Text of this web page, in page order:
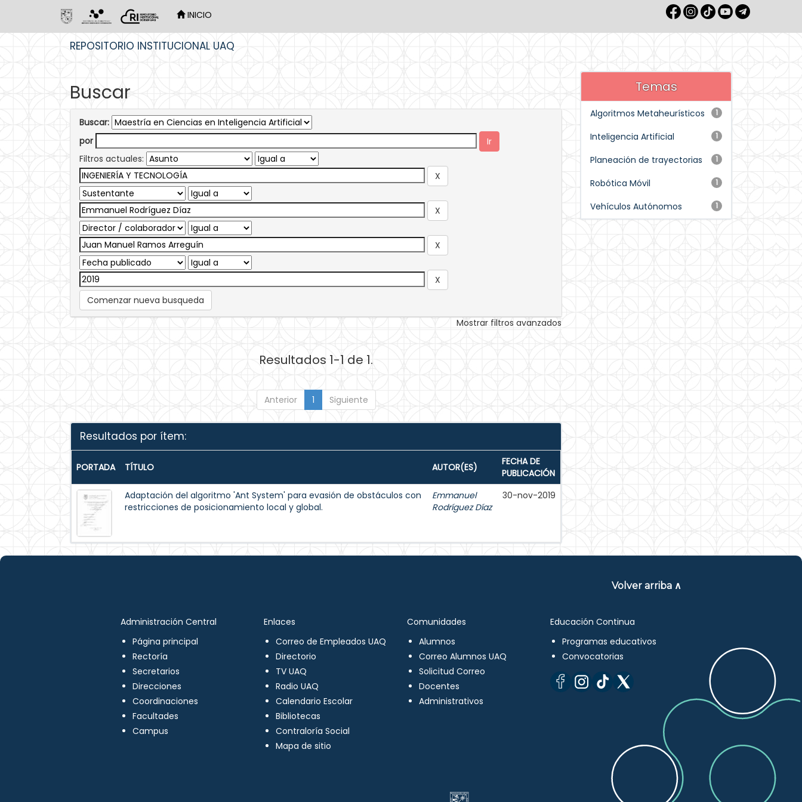
INICIO
REPOSITORIO INSTITUCIONAL UAQ
Buscar
Buscar:
por
Filtros actuales:
Comenzar nueva busqueda
Mostrar filtros avanzados
Resultados 1-1 de 1.
Anterior 1 Siguiente
Resultados por ítem:
PORTADA TÍTULO AUTOR(ES)
FECHA DE
PUBLICACIÓN
Adaptación del algoritmo 'Ant System' para evasión de obstáculos con
restricciones de posicionamiento local y global.
Emmanuel
Rodríguez Díaz
30-nov-2019
Temas
1
Algoritmos Metaheurísticos
1
Inteligencia Artificial
1
Planeación de trayectorias
1
Robótica Móvil
1
Vehículos Autónomos
Volver arriba ∧
Administración Central
Página principal
Rectoría
Secretarios
Direcciones
Coordinaciones
Facultades
Campus
Enlaces
Correo de Empleados UAQ
Directorio
TV UAQ
Radio UAQ
Calendario Escolar
Bibliotecas
Contraloría Social
Mapa de sitio
Comunidades
Alumnos
Correo Alumnos UAQ
Solicitud Correo
Docentes
Administrativos
Educación Continua
Programas educativos
Convocatorias